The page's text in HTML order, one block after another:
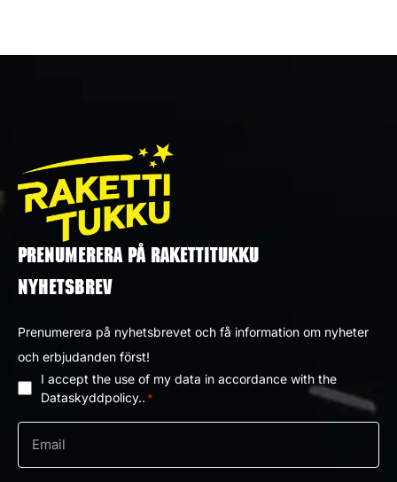
PRENUMERERA PÅ RAKETTITUKKU
NYHETSBREV
Prenumerera på nyhetsbrevet och få information om nyheter
och erbjudanden först!
Dataskyddpolicy
*
I accept the use of my data in accordance with the
Dataskyddpolicy.. *
post